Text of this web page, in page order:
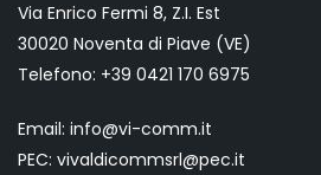
Via Enrico Fermi 8, Z.I. Est
30020 Noventa di Piave (VE)
Telefono: +39 0421 170 6975
Email: info@vi-comm.it
PEC: vivaldicommsrl@pec.it